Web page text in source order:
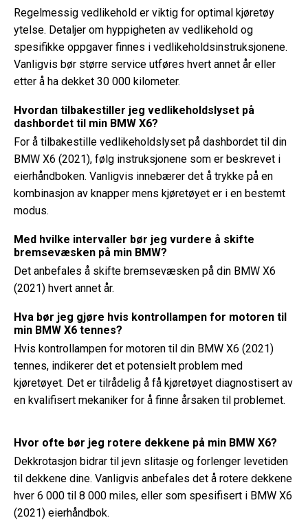
Regelmessig vedlikehold er viktig for optimal kjøretøy
ytelse. Detaljer om hyppigheten av vedlikehold og
spesifikke oppgaver finnes i vedlikeholdsinstruksjonene.
Vanligvis bør større service utføres hvert annet år eller
etter å ha dekket 30 000 kilometer.
Hvordan tilbakestiller jeg vedlikeholdslyset på
dashbordet til min BMW X6?
For å tilbakestille vedlikeholdslyset på dashbordet til din
BMW X6 (2021), følg instruksjonene som er beskrevet i
eierhåndboken. Vanligvis innebærer det å trykke på en
kombinasjon av knapper mens kjøretøyet er i en bestemt
modus.
Med hvilke intervaller bør jeg vurdere å skifte
bremsevæsken på min BMW?
Det anbefales å skifte bremsevæsken på din BMW X6
(2021) hvert annet år.
Hva bør jeg gjøre hvis kontrollampen for motoren til
min BMW X6 tennes?
Hvis kontrollampen for motoren til din BMW X6 (2021)
tennes, indikerer det et potensielt problem med
kjøretøyet. Det er tilrådelig å få kjøretøyet diagnostisert av
en kvalifisert mekaniker for å finne årsaken til problemet.
Hvor ofte bør jeg rotere dekkene på min BMW X6?
Dekkrotasjon bidrar til jevn slitasje og forlenger levetiden
til dekkene dine. Vanligvis anbefales det å rotere dekkene
hver 6 000 til 8 000 miles, eller som spesifisert i BMW X6
(2021) eierhåndbok.